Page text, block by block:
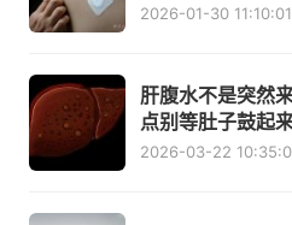
2026-01-30 11:10:01
肝腹水不是突然
点别等肚子鼓起
2026-03-22